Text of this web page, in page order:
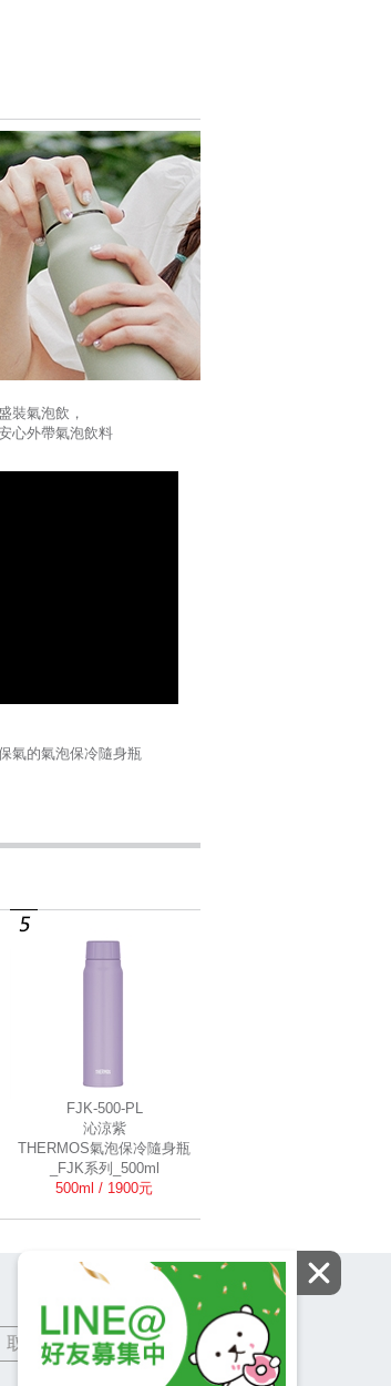
裝氣泡飲，
心外帶氣泡飲料
氣的氣泡保冷隨身瓶
FJK-500-PL
沁涼紫
THERMOS氣泡保冷隨身瓶
_FJK系列_500ml
500ml / 1900元
取消訂閱